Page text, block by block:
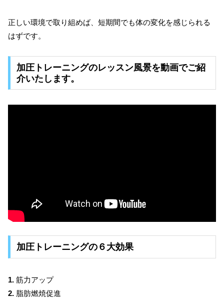
正しい環境で取り組めば、短期間でも体の変化を感じられる
はずです。
加圧トレーニングのレッスン風景を動画でご紹
介いたします。
加圧トレーニングの６大効果
1. 筋力アップ
2. 脂肪燃焼促進